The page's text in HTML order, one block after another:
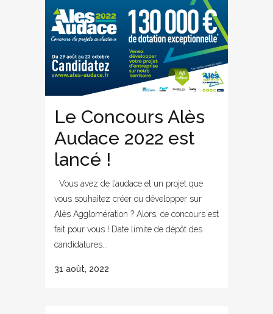
Le Concours Alès
Audace 2022 est
lancé !
Vous avez de l’audace et un projet que
vous souhaitez créer ou développer sur
Alès Agglomération ? Alors, ce concours est
fait pour vous ! Date limite de dépôt des
candidatures...
31 août, 2022